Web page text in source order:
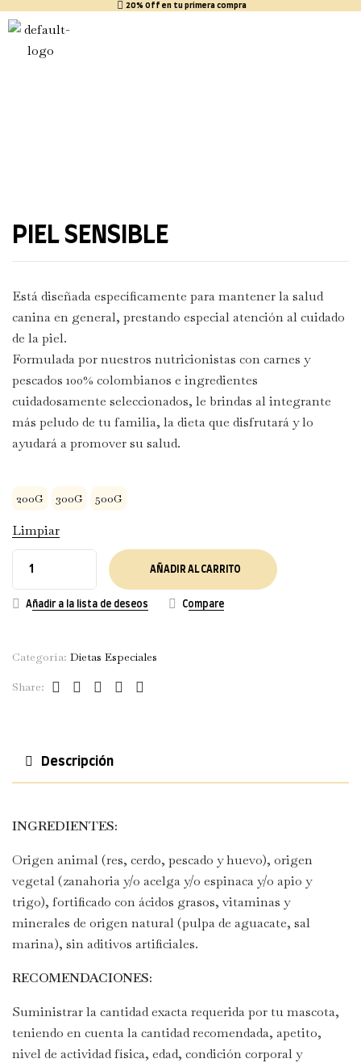
20% Off en tu primera compra
PIEL SENSIBLE
Está diseñada específicamente para mantener la salud
canina en general, prestando especial atención al cuidado
de la piel.
Formulada por nuestros nutricionistas con carnes y
pescados 100% colombianos e ingredientes
cuidadosamente seleccionados, le brindas al integrante
más peludo de tu familia, la dieta que disfrutará y lo
ayudará a promover su salud.
200G 300G 500G
Limpiar
AÑADIR AL CARRITO
Añadir a la lista de deseos Compare
Categoría: Dietas Especiales
Share: Facebook
TwitterLinkedinPinterest
Descripción
INGREDIENTES:
Origen animal (res, cerdo, pescado y huevo), origen
vegetal (zanahoria y/o acelga y/o espinaca y/o apio y
trigo), fortificado con ácidos grasos, vitaminas y
minerales de origen natural (pulpa de aguacate, sal
marina), sin aditivos artificiales.
RECOMENDACIONES:
Suministrar la cantidad exacta requerida por tu mascota,
teniendo en cuenta la cantidad recomendada, apetito,
nivel de actividad física, edad, condición corporal y